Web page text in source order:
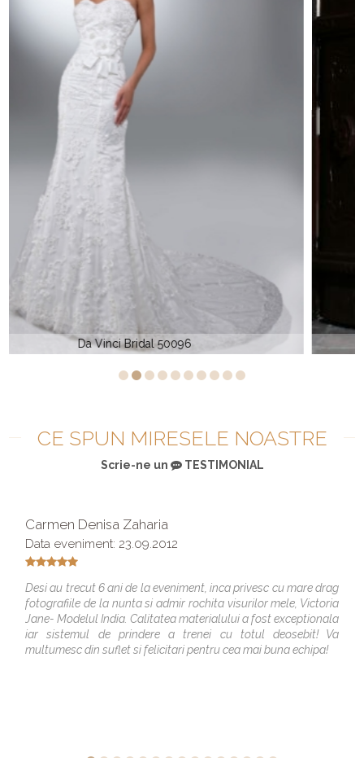
Ashley Justin 10511
CE SPUN MIRESELE NOASTRE
Scrie-ne un TESTIMONIAL
Carmen Denisa Zaharia
Data eveniment: 23.09.2012
Desi au trecut 6 ani de la eveniment, inca privesc cu mare drag
fotografiile de la nunta si admir rochita visurilor mele, Victoria
Jane- Modelul India. Calitatea materialului a fost exceptionala
iar sistemul de prindere a trenei cu totul deosebit! Va
multumesc din suflet si felicitari pentru cea mai buna echipa!